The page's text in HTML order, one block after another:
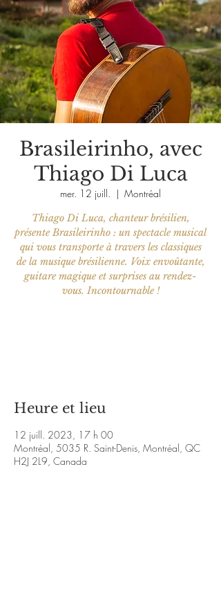
Brasileirinho, avec
Thiago Di Luca
mer. 12 juill.
  |
Montréal
Thiago Di Luca, chanteur brésilien,
présente Brasileirinho : un spectacle musical
qui vous transporte à travers les classiques
de la musique brésilienne. Voix envoûtante,
guitare magique et surprises au rendez-
vous. Incontournable !
Heure et lieu
12 juill. 2023, 17 h 00
Montréal, 5035 R. Saint-Denis, Montréal, QC
H2J 2L9, Canada